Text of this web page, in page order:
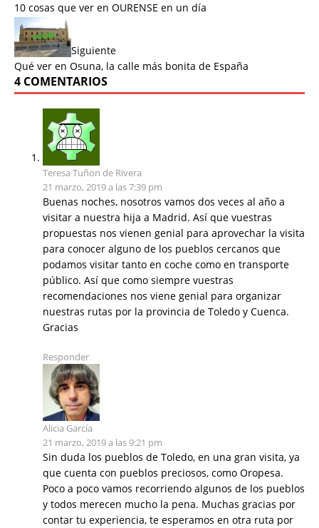
10 cosas que ver en OURENSE en un día
Siguiente
Qué ver en Osuna, la calle más bonita de España
4 COMENTARIOS
Teresa Tuñon de Rivera
21 marzo, 2019 a las 7:39 pm
Buenas noches, nosotros vamos dos veces al año a
visitar a nuestra hija a Madrid. Así que vuestras
propuestas nos vienen genial para aprovechar la visita
para conocer alguno de los pueblos cercanos que
podamos visitar tanto en coche como en transporte
público. Así que como siempre vuestras
recomendaciones nos viene genial para organizar
nuestras rutas por la provincia de Toledo y Cuenca.
Gracias
Responder
Alicia García
21 marzo, 2019 a las 9:21 pm
Sin duda los pueblos de Toledo, en una gran visita, ya
que cuenta con pueblos preciosos, como Oropesa.
Poco a poco vamos recorriendo algunos de los pueblos
y todos merecen mucho la pena. Muchas gracias por
contar tu experiencia, te esperamos en otra ruta por